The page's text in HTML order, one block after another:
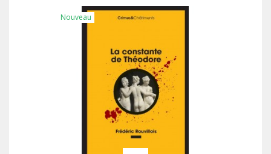
Nouveau